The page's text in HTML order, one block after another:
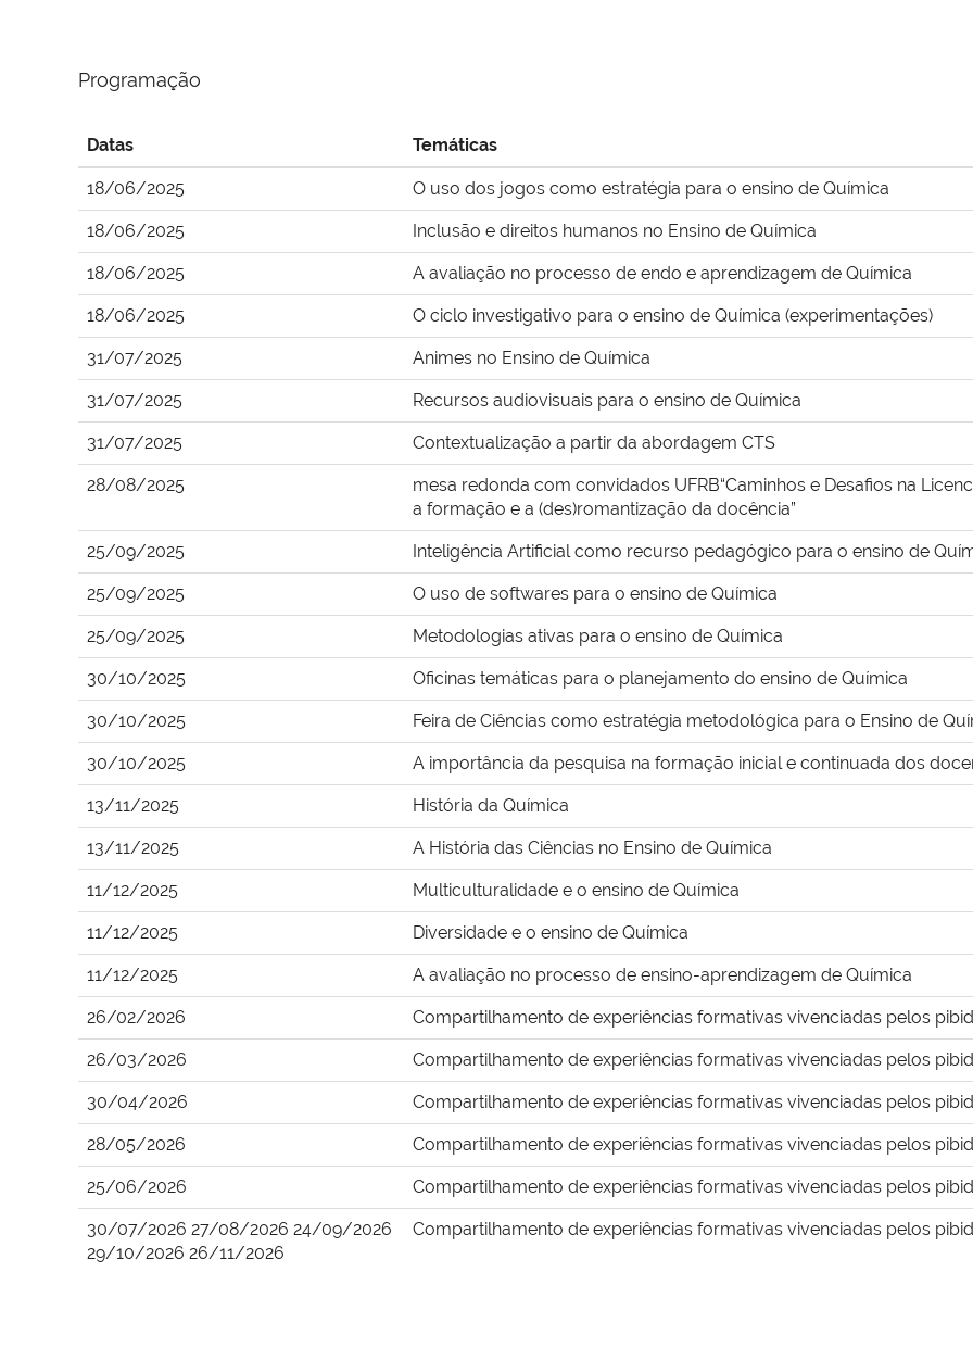
Programação
Datas Temáticas
18/06/2025 O uso dos jogos como estratégia para o ensino de Química
18/06/2025 Inclusão e direitos humanos no Ensino de Química
18/06/2025 A avaliação no processo de endo e aprendizagem de Química
18/06/2025 O ciclo investigativo para o ensino de Química (experimentações)
31/07/2025 Animes no Ensino de Química
31/07/2025 Recursos audiovisuais para o ensino de Química
31/07/2025 Contextualização a partir da abordagem CTS
28/08/2025
mesa redonda com convidados UFRB“Caminhos e Desafios na
a formação e a (des)romantização da docência”
25/09/2025 Inteligência Artificial como recurso pedagógico para o ensino de
25/09/2025 O uso de softwares para o ensino de Química
25/09/2025 Metodologias ativas para o ensino de Química
30/10/2025 Oficinas temáticas para o planejamento do ensino de Química
30/10/2025 Feira de Ciências como estratégia metodológica para o Ensino de
30/10/2025 A importância da pesquisa na formação inicial e continuada dos
13/11/2025 História da Química
13/11/2025 A História das Ciências no Ensino de Química
11/12/2025 Multiculturalidade e o ensino de Química
11/12/2025 Diversidade e o ensino de Química
11/12/2025 A avaliação no processo de ensino-aprendizagem de Química
26/02/2026 Compartilhamento de experiências formativas vivenciadas pelos
26/03/2026 Compartilhamento de experiências formativas vivenciadas pelos
30/04/2026 Compartilhamento de experiências formativas vivenciadas pelos
28/05/2026 Compartilhamento de experiências formativas vivenciadas pelos
25/06/2026 Compartilhamento de experiências formativas vivenciadas pelos
30/07/2026 27/08/2026 24/09/2026
29/10/2026 26/11/2026
Compartilhamento de experiências formativas vivenciadas pelos